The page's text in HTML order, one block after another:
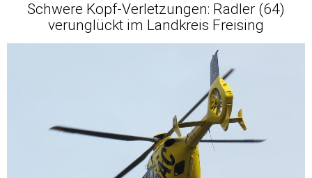
Schwere Kopf-Verletzungen: Radler (64)
verunglückt im Landkreis Freising